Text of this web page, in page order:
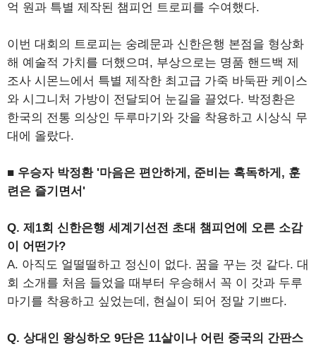
억 원과 특별 제작된 챔피언 트로피를 수여했다.
이번 대회의 트로피는 숭례문과 신한은행 본점을 형상화
해 예술적 가치를 더했으며, 부상으로는 명품 핸드백 제
조사 시몬느에서 특별 제작한 최고급 가죽 바둑판 케이스
와 시그니처 가방이 전달되어 눈길을 끌었다. 박정환은
한국의 전통 의상인 두루마기와 갓을 착용하고 시상식 무
대에 올랐다.
■ 우승자 박정환 '마음은 편안하게, 준비는 혹독하게, 훈
련은 즐기면서'
Q. 제1회 신한은행 세계기선전 초대 챔피언에 오른 소감
이 어떤가?
A. 아직도 얼떨떨하고 정신이 없다. 꿈을 꾸는 것 같다. 대
회 소개를 처음 들었을 때부터 우승해서 꼭 이 갓과 두루
마기를 착용하고 싶었는데, 현실이 되어 정말 기쁘다.
Q. 상대인 왕싱하오 9단은 11살이나 어린 중국의 간판스